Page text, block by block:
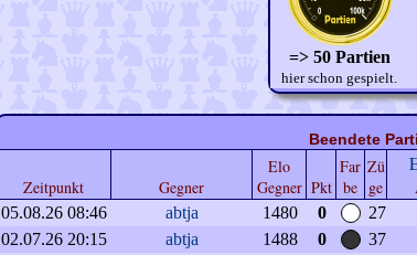
=> 50 Partien
hier schon gespielt.
Beendete
Zeitpunkt Gegner
Elo
Gegner Pkt
Far
be
Zü
ge
05.08.26 08:46 abtja 1480 0 27
02.07.26 20:15
abtja 1488 0 37